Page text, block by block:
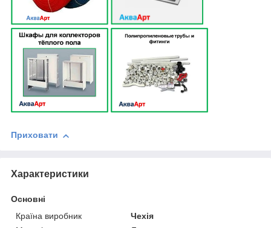
Приховати
Характеристики
Основні
Країна виробник
Чехія